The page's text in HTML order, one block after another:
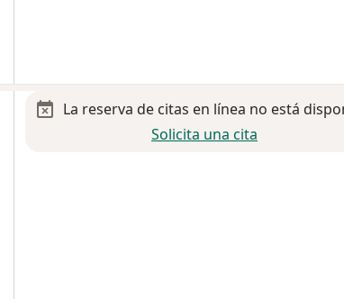
La reserva de citas en línea no está
Solicita una cita